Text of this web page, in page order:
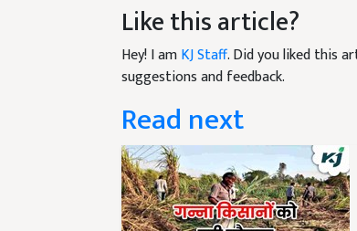
Like this article?
Hey! I amKJ Staff. Did you liked this
suggestions and feedback.
Read next